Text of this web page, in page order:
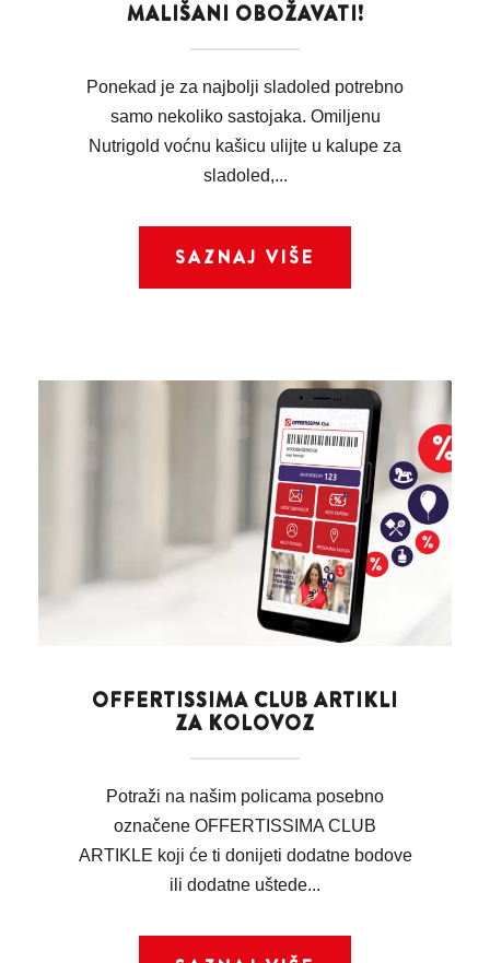
MALIŠANI OBOŽAVATI!
Ponekad je za najbolji sladoled potrebno
samo nekoliko sastojaka. Omiljenu
Nutrigold voćnu kašicu ulijte u kalupe za
sladoled,...
SAZNAJ VIŠE
OFFERTISSIMA CLUB ARTIKLI
ZA KOLOVOZ
Potraži na našim policama posebno
označene OFFERTISSIMA CLUB
ARTIKLE koji će ti donijeti dodatne bodove
ili dodatne uštede...